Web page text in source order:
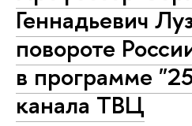
Геннадьевич
повороте
в программе
канала ТВЦ